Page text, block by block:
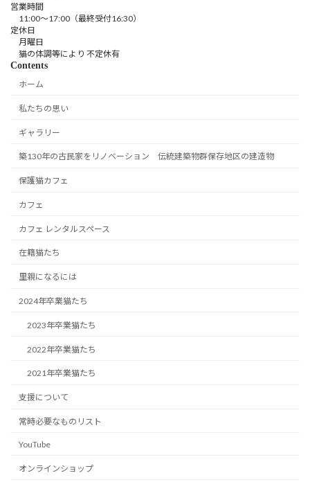
営業時間
11:00～17:00（最終受付16:30）
定休日
月曜日
猫の体調等により 不定休有
Contents
ホーム
私たちの思い
ギャラリー
築130年の古民家をリノベーション 伝統建築物群保存地区の建造物
保護猫カフェ
カフェ
カフェ レンタルスペース
在籍猫たち
里親になるには
2024年卒業猫たち
2023年卒業猫たち
2022年卒業猫たち
2021年卒業猫たち
支援について
常時必要なものリスト
YouTube
オンラインショップ